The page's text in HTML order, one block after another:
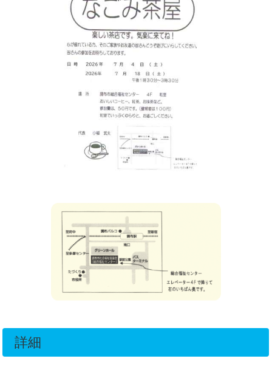
詳細